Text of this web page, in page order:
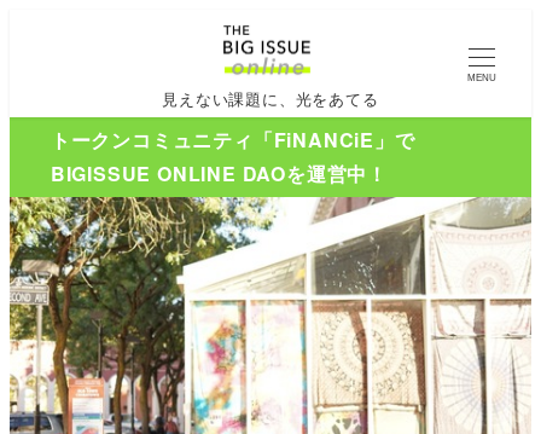
見えない課題に、光をあてる
MENU
トークンコミュニティ「FiNANCiE」で
BIGISSUE ONLINE DAOを運営中！